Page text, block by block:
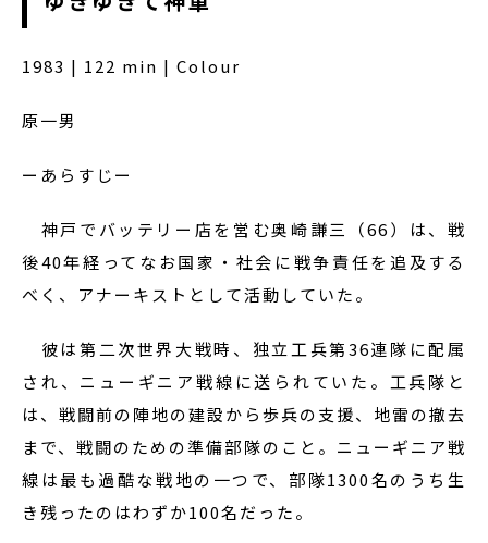
1983 | 122 min | Colour
原一男
ーあらすじー
神戸でバッテリー店を営む奥崎謙三（66）は、戦
後40年経ってなお国家・社会に戦争責任を追及する
べく、アナーキストとして活動していた。
彼は第二次世界大戦時、独立工兵第36連隊に配属
され、ニューギニア戦線に送られていた。工兵隊と
は、戦闘前の陣地の建設から歩兵の支援、地雷の撤去
まで、戦闘のための準備部隊のこと。ニューギニア戦
線は最も過酷な戦地の一つで、部隊1300名のうち生
き残ったのはわずか100名だった。